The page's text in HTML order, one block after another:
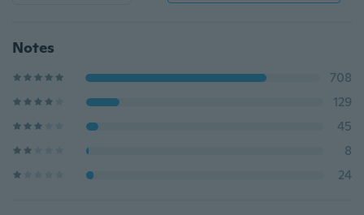
Notes
708
129
45
8
24